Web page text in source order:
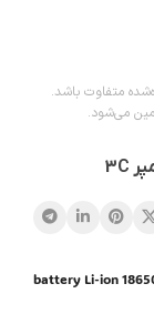
متفاوت باشد.
می‌شود.
battery Li-ion